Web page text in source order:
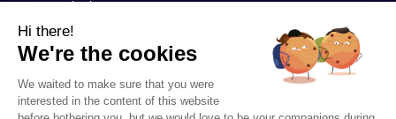
Estado de los servicios
Información legal
Plan general de carbono
Práctica de carbono abierto
Hi there!
We're the cookies
We waited to make sure that you were
interested in the content of this website